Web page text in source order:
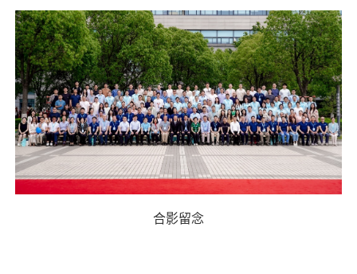
合影留念